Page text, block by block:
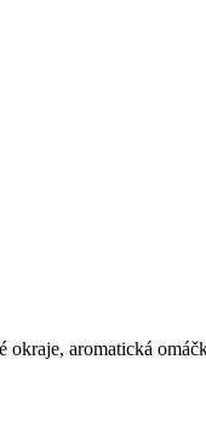
aromatická